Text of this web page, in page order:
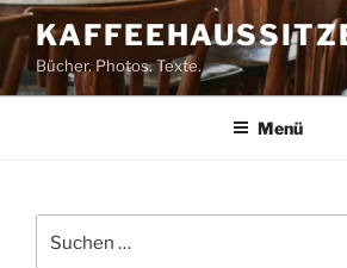
Zum
Inhalt
springenBücher. Photos. Texte.
Menü
nach: